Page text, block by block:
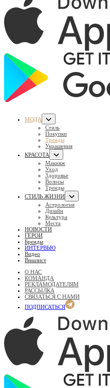
МОДА
Стиль
Покупки
Тренды
Украшения
КРАСОТА
Макияж
Уход
Здоровье
Волосы
Тренды
СТИЛЬ ЖИЗНИ
Астрология
Дизайн
Культура
Места
НОВОСТИ
ГЕРОИ
Бренды
ИНТЕРВЬЮ
Видео
Вишлист
О НАС
КОМАНДА
РЕКЛАМОДАТЕЛЯМ
РАССЫЛКА
СВЯЗАТЬСЯ С НАМИ
ПОДПИСАТЬСЯ